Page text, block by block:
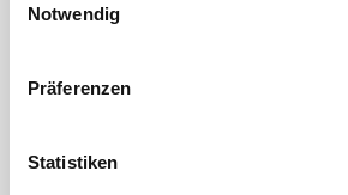
Notwendig
Präferenzen
Statistiken